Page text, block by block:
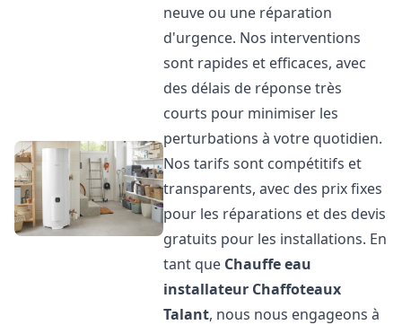
neuve ou une réparation
d'urgence. Nos interventions
sont rapides et efficaces, avec
des délais de réponse très
courts pour minimiser les
perturbations à votre quotidien.
Nos tarifs sont compétitifs et
transparents, avec des prix fixes
pour les réparations et des devis
gratuits pour les installations. En
tant que Chauffe eau
installateur Chaffoteaux
Talant, nous nous engageons à